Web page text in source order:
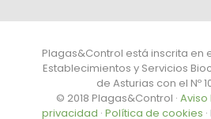
Plagas&Control está inscrita en
Establecimientos y Servicios
de Asturias con el Nº
© 2018 Plagas&Control ·
privacidad · Política de cookies